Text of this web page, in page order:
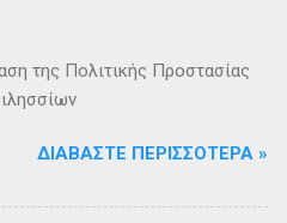
της Πολιτικής Προστασίας
ΔΙΑΒΆΣΤΕ ΠΕΡΙΣΣΌΤΕΡΑ »